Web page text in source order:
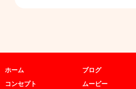
ホーム
コンセプト
ブログ
ムービー